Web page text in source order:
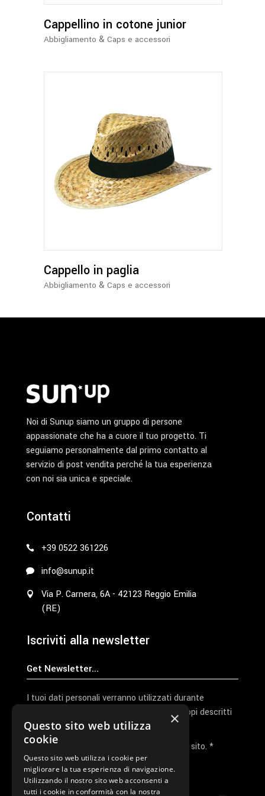
opzioni
possono
essere
Cappellino in cotone junior
Abbigliamento & Caps e accessori
Cappello in paglia
Abbigliamento & Caps e accessori
Noi di Sunup siamo un gruppo di persone
appassionate che ha a cuore il tuo progetto. Ti
seguiamo personalmente dal primo contatto al
servizio di post vendita perché la tua esperienza
con noi sia unica e speciale.
Contatti
+39 0522 361226
info@sunup.it
Via P. Carnera, 6A - 42123 Reggio Emilia
(RE)
Iscriviti alla newsletter
I tuoi dati personali verranno utilizzati durante
l'elaborazione della richiesta e per altri scopi descritti
nella nostraprivacy policy
Ho letto e accetto la privacy policy del sito. *
Invia I Dati
×
Questo sito web utilizza
cookie
Questo sito web utilizza i cookie per
migliorare la tua esperienza di navigazione.
Utilizzando il nostro sito web acconsenti a
tutti i cookie in conformità con la nostra